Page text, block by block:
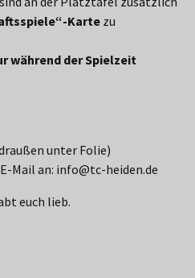
Karte zu
während der Spielzeit
unter Folie)
Mail an: info@tc-heiden.de
euch lieb.